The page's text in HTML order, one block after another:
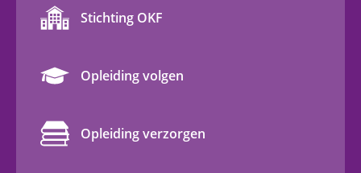
Stichting OKF
Opleiding volgen
Opleiding verzorgen